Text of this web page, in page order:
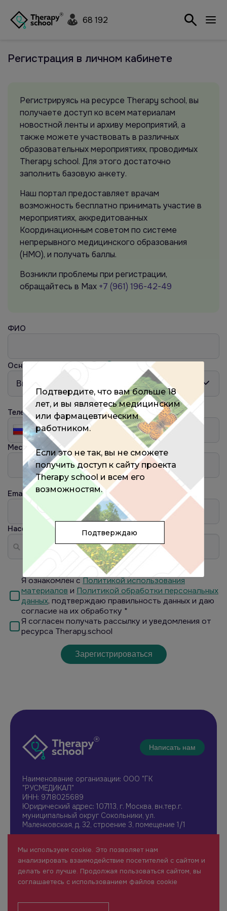
68 192
Регистрация в личном кабинете
ФИО
Основная специальность
Телефон
Место работы ?
Email
Населённый пункт ?
Я ознакомлен с Политикой использования
материалов и Политикой обработки персональных
данных, подтверждаю правильность данных и даю
согласие на их обработку *
Я согласен получать рассылку и уведомления от
ресурса Therapy.school
Зарегистрироваться
Регистрируясь на ресурсе Therapy school, вы
получаете доступ ко всем материалам
новостной ленты и архиву мероприятий, а
также можете участвовать в различных
образовательных мероприятиях, проводимых
Therapy school. Для этого достаточно
заполнить базовую анкету.
Наш портал предоставляет врачам
возможность бесплатно принимать участие в
мероприятиях, аккредитованных
Координационным советом по системе
непрерывного медицинского образования
(НМО), и получать баллы.
Возникли проблемы при регистрации,
обращайтесь в Max +7 (961) 196-42-49
Написать нам
Наименование организации: ООО "ГК
"РУСМЕДИКАЛ"
ИНН: 9718025689
Юридический адрес: 107113, г. Москва, вн.тер.г.
муниципальный округ Сокольники, ул.
Маленковская, д. 32, строение 3, помещение 1/1
+7 961 196-42-49
therapy@rusmedical.ru
О нас
Мероприятия
1 уровень
Лекторы
Новости
FAQ
Сайт для специалистов здравоохранения (18+)
Мы используем cookie. Это позволяет нам
анализировать взаимодействие посетителей с сайтом и
делать его лучше. Продолжая пользоваться сайтом, вы
соглашаетесь с использованием файлов cookie
Подтвердите, что вам больше 18
лет, и вы являетесь медицинским
или фармацевтическим
работником.
Если это не так, вы не сможете
получить доступ к сайту проекта
Therapy school и всем его
возможностям.
Подтверждаю